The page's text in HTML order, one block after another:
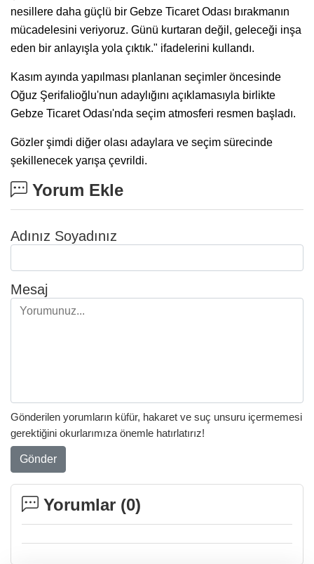
nesillere daha güçlü bir Gebze Ticaret Odası bırakmanın
mücadelesini veriyoruz. Günü kurtaran değil, geleceği inşa
eden bir anlayışla yola çıktık." ifadelerini kullandı.
Kasım ayında yapılması planlanan seçimler öncesinde
Oğuz Şerifalioğlu'nun adaylığını açıklamasıyla birlikte
Gebze Ticaret Odası'nda seçim atmosferi resmen başladı.
Gözler şimdi diğer olası adaylara ve seçim sürecinde
şekillenecek yarışa çevrildi.
Yorum Ekle
Adınız Soyadınız
Mesaj
Gönderilen yorumların küfür, hakaret ve suç unsuru içermemesi
gerektiğini okurlarımıza önemle hatırlatırız!
Gönder
Yorumlar (0)